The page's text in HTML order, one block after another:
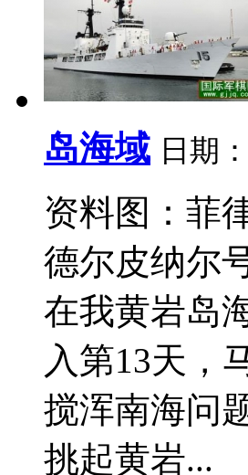
岛海域 日期：
资料图：菲
德尔皮纳尔
在我黄岩岛
入第13天，
搅浑南海问
挑起黄岩...